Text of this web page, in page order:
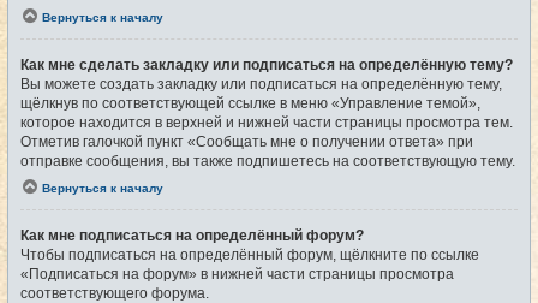
Вернуться к началу
Как мне сделать закладку или подписаться на определённую тему?
Вы можете создать закладку или подписаться на определённую тему,
щёлкнув по соответствующей ссылке в меню «Управление темой»,
которое находится в верхней и нижней части страницы просмотра тем.
Отметив галочкой пункт «Сообщать мне о получении ответа» при
отправке сообщения, вы также подпишетесь на соответствующую тему.
Вернуться к началу
Как мне подписаться на определённый форум?
Чтобы подписаться на определённый форум, щёлкните по ссылке
«Подписаться на форум» в нижней части страницы просмотра
соответствующего форума.